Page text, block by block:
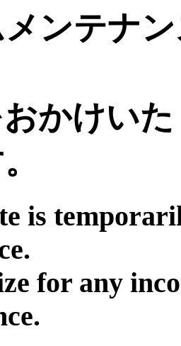
ンテナ
かけい
is
for any